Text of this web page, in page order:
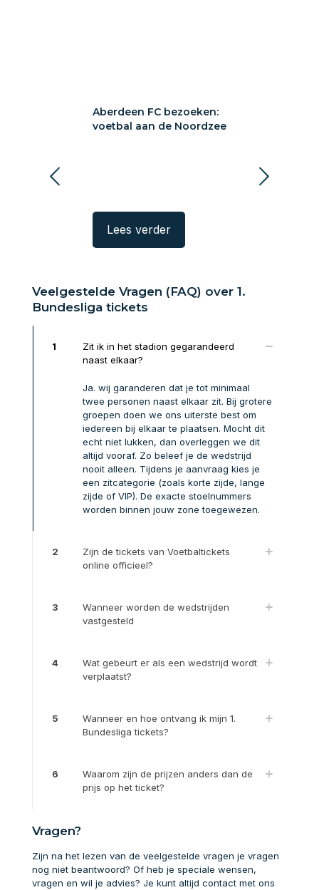
Aberdeen FC bezoeken:
voetbal aan de Noordzee
Lees verder
Veelgestelde Vragen (FAQ) over 1.
Bundesliga tickets
1
Zit ik in het stadion gegarandeerd
naast elkaar?
Ja. wij garanderen dat je tot minimaal
twee personen naast elkaar zit. Bij grotere
groepen doen we ons uiterste best om
iedereen bij elkaar te plaatsen. Mocht dit
echt niet lukken, dan overleggen we dit
altijd vooraf. Zo beleef je de wedstrijd
nooit alleen. Tijdens je aanvraag kies je
een zitcategorie (zoals korte zijde, lange
zijde of VIP). De exacte stoelnummers
worden binnen jouw zone toegewezen.
2
Zijn de tickets van Voetbaltickets
online officieel?
3
Wanneer worden de wedstrijden
vastgesteld
4
Wat gebeurt er als een wedstrijd wordt
verplaatst?
5
Wanneer en hoe ontvang ik mijn 1.
Bundesliga tickets?
6
Waarom zijn de prijzen anders dan de
prijs op het ticket?
Vragen?
Zijn na het lezen van de veelgestelde vragen je vragen
nog niet beantwoord? Of heb je speciale wensen,
vragen en wil je advies? Je kunt altijd contact met ons